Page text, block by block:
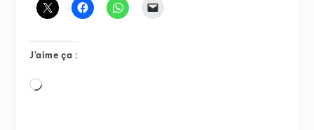
J’aime ça :
Chargement…